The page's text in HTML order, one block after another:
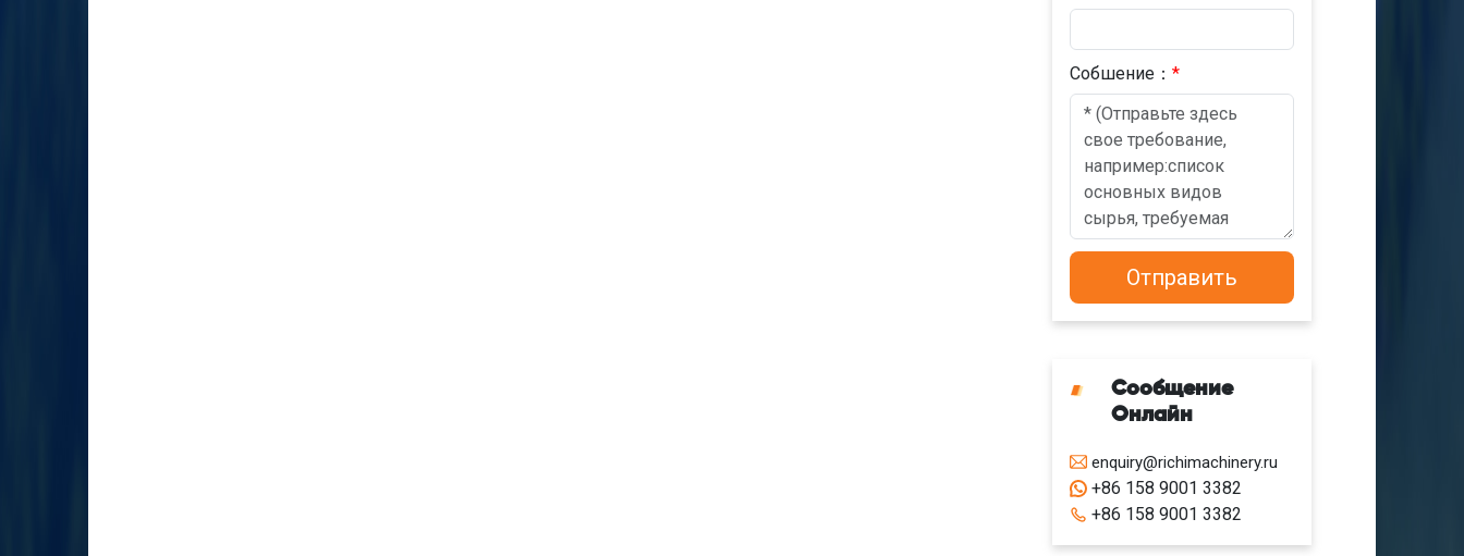
Cобшениe：*
Сообщение
Онлайн
enquiry@richimachinery.ru
+86 158 9001 3382
+86 158 9001 3382